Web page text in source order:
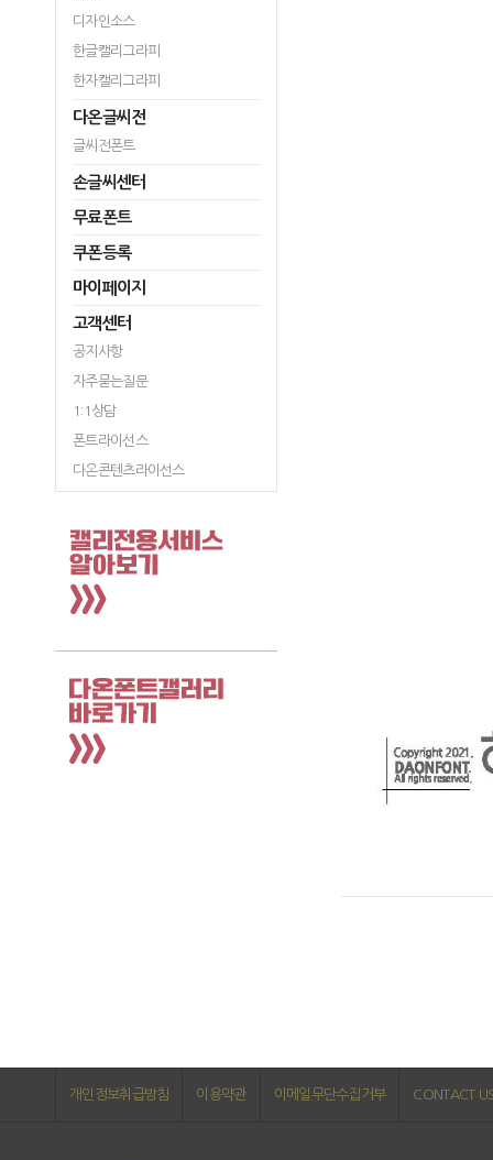
디자인소스
한글캘리그라피
한자캘리그라피
다온글씨전
글씨전폰트
손글씨센터
무료폰트
쿠폰등록
마이페이지
고객센터
공지사항
자주묻는질문
1:1상담
폰트라이선스
다온콘텐츠라이선스
개인정보취급방침 이용약관 이메일무단수집거부 CONTACT